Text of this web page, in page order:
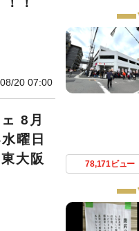
20 07:00
8月
曜日
大阪
78,171ビュー